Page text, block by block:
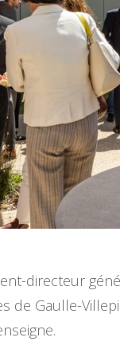
directeur
de Gaulle-